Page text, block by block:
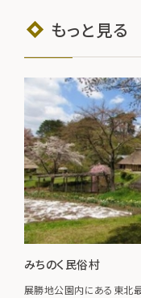
もっと見る
みちのく民俗村
展勝地公園内にある東北